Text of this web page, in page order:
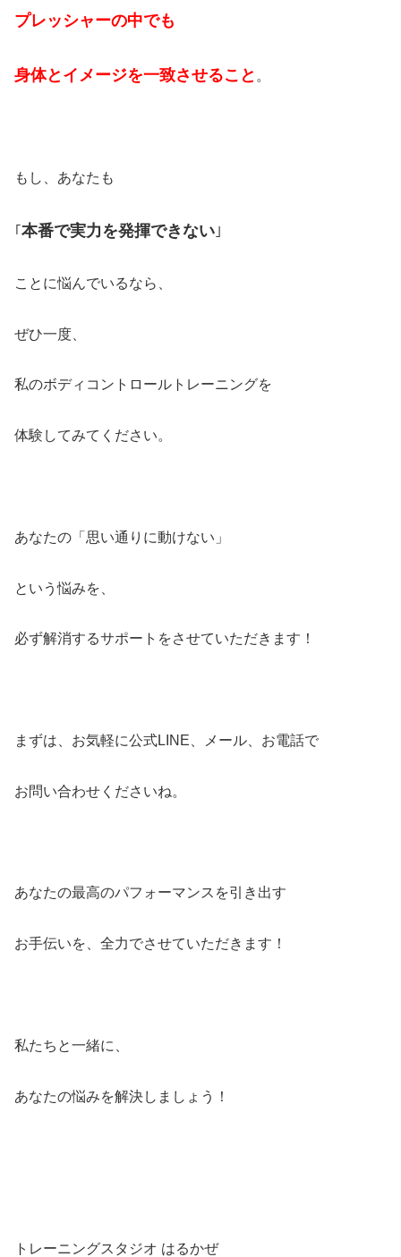
プレッシャーの中でも
身体とイメージを一致させること 。
もし、あなたも
｢ 本番で実力を発揮できない ｣
ことに悩んでいるなら、
ぜひ一度、
私のボディコントロールトレーニングを
体験してみてください。
あなたの「思い通りに動けない」
という悩みを、
必ず解消するサポートをさせていただきます！
まずは、お気軽に公式LINE、メール、お電話で
お問い合わせくださいね。
あなたの最高のパフォーマンスを引き出す
お手伝いを、全力でさせていただきます！
私たちと一緒に、
あなたの悩みを解決しましょう！
トレーニングスタジオ はるかぜ